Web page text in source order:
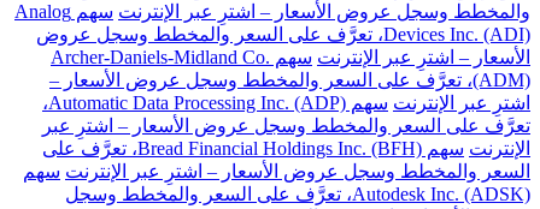
والمخطط وسجل عروض الأسعار – اشترِ عبر الإنترنت
سهم Analog
Devices Inc. (ADI)، تعرَّف على السعر والمخطط وسجل عروض
الأسعار – اشترِ عبر الإنترنت
سهم Archer-Daniels-Midland Co.
(ADM)، تعرَّف على السعر والمخطط وسجل عروض الأسعار –
اشترِ عبر الإنترنت
سهم Automatic Data Processing Inc. (ADP)،
تعرَّف على السعر والمخطط وسجل عروض الأسعار – اشترِ عبر
الإنترنت
سهم Bread Financial Holdings Inc. (BFH)، تعرَّف على
السعر والمخطط وسجل عروض الأسعار – اشترِ عبر الإنترنت سهم
Autodesk Inc. (ADSK)، تعرَّف على السعر والمخطط وسجل